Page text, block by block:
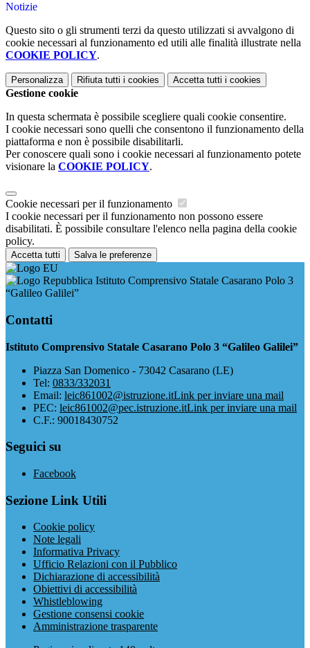
Notizie
Questo sito o gli strumenti terzi da questo utilizzati si avvalgono di
cookie necessari al funzionamento ed utili alle finalità illustrate nella
COOKIE POLICY.
Personalizza Rifiuta tutti i cookies Accetta tutti i cookies
Gestione cookie
In questa schermata è possibile scegliere quali cookie consentire.
I cookie necessari sono quelli che consentono il funzionamento della
piattaforma e non è possibile disabilitarli.
Per conoscere quali sono i cookie necessari al funzionamento potete
visionare la COOKIE POLICY.
Cookie necessari per il funzionamento
I cookie necessari per il funzionamento non possono essere
disabilitati. È possibile consultare l'elenco nella pagina della cookie
policy.
Accetta tutti Salva le preferenze
Istituto Comprensivo Statale Casarano Polo 3
“Galileo Galilei”
Contatti
Istituto Comprensivo Statale Casarano Polo 3 “Galileo Galilei”
Piazza San Domenico - 73042 Casarano (LE)
Tel: 0833/332031
Email: leic861002@istruzione.itLink per inviare una mail
PEC: leic861002@pec.istruzione.itLink per inviare una mail
C.F.: 90018430752
Seguici su
Facebook
Sezione Link Utili
Cookie policy
Note legali
Informativa Privacy
Ufficio Relazioni con il Pubblico
Dichiarazione di accessibilità
Obiettivi di accessibilità
Whistleblowing
Gestione consensi cookie
Amministrazione trasparente